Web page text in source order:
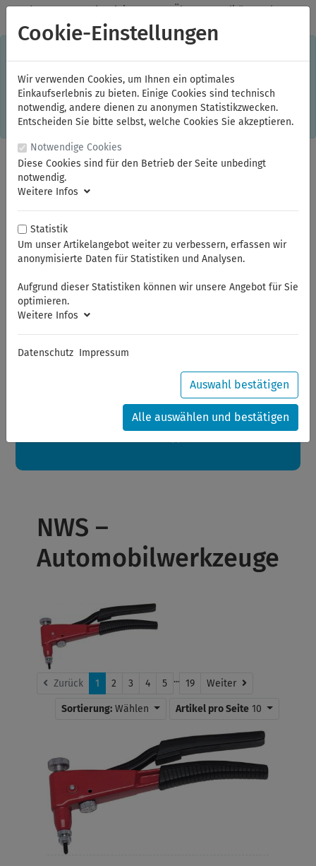
✓Jeden Monat starke Aktionen ✓Über 20 Qualitätsmarken ✓
Kostenlose Lieferung im Inland ab 150,00 Euro Bruttowarenwert
Einkaufserlebnis. Dabei werden beispielsweise die Session-
Informationen oder die Spracheinstellung auf Ihrem Rechner
gespeichert. Ohne Cookies ist der Funktionsumfang des
Online-Shops eingeschränkt. Sind Sie damit nicht
einverstanden, klicken Sie bitte hier.
Sommerferien
Sehr geehrte Kunden,
Ihre Bestellungen in diesem Zeitraum werden ab dem
24.08.2026 verschickt.
Eine schöne Sommerpause
NWS –
Automobilwerkzeuge
Zurück 1 2 3 4 5 ... 19 Weiter
Sortierung: Wählen Artikel pro Seite 10
Cookie-Einstellungen
Wir verwenden Cookies, um Ihnen ein optimales
Einkaufserlebnis zu bieten. Einige Cookies sind technisch
notwendig, andere dienen zu anonymen Statistikzwecken.
Entscheiden Sie bitte selbst, welche Cookies Sie akzeptieren.
Notwendige Cookies
Diese Cookies sind für den Betrieb der Seite unbedingt
notwendig.
Weitere Infos
Statistik
Um unser Artikelangebot weiter zu verbessern, erfassen wir
anonymisierte Daten für Statistiken und Analysen.
Aufgrund dieser Statistiken können wir unsere Angebot für Sie
optimieren.
Weitere Infos
Datenschutz Impressum
Auswahl bestätigen
Alle auswählen und bestätigen